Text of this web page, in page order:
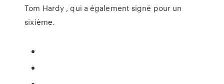
Tom Hardy , qui a également signé pour un
sixième.